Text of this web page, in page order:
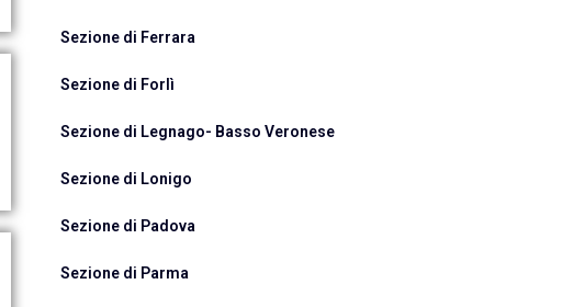
Sezione di Ferrara
Sezione di Forlì
Sezione di Legnago- Basso Veronese
Sezione di Lonigo
Sezione di Padova
Sezione di Parma